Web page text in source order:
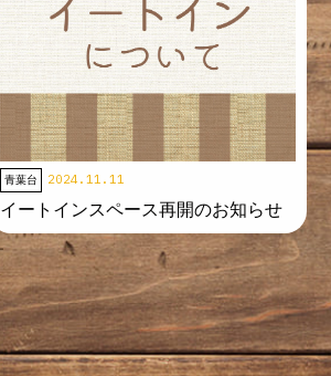
青葉台 2024.11.11
イートインスペース再開のお知らせ